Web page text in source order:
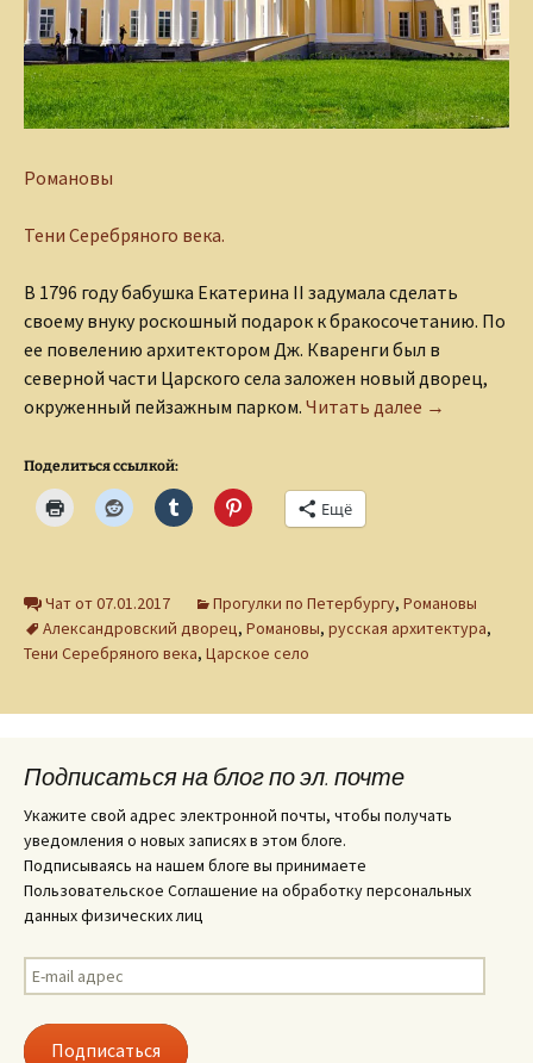
Романовы
Тени Серебряного века.
В 1796 году бабушка Екатерина II задумала сделать
своему внуку роскошный подарок к бракосочетанию. По
ее повелению архитектором Дж. Кваренги был в
северной части Царского села заложен новый дворец,
окруженный пейзажным парком. Читать далее →
Поделиться ссылкой:
Ещё
Чат от 07.01.2017 Прогулки по Петербургу, Романовы
Александровский дворец, Романовы, русская архитектура,
Тени Серебряного века, Царское село
Подписаться на блог по эл. почте
Укажите свой адрес электронной почты, чтобы получать
уведомления о новых записях в этом блоге.
Подписываясь на нашем блоге вы принимаете
Пользовательское Соглашение на обработку персональных
данных физических лиц
E-
mail
Подписаться